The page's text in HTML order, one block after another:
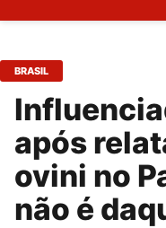
BRASIL
após
ovini no
não é